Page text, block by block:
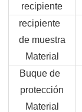
recipiente
recipiente
de muestra
Material
Buque de
protección
Material